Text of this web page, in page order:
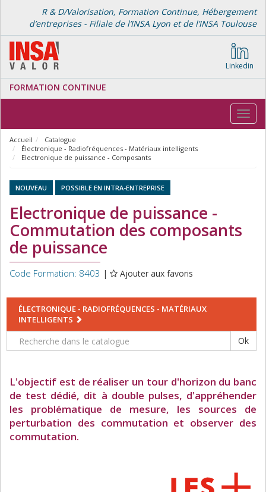
R & D/Valorisation, Formation Continue, Hébergement
d’entreprises - Filiale de l’INSA Lyon et de l’INSA Toulouse
Linkedin
FORMATION CONTINUE
Accueil
Catalogue
Électronique - Radiofréquences - Matériaux intelligents
Electronique de puissance - Composants
NOUVEAU POSSIBLE EN INTRA-ENTREPRISE
Electronique de puissance -
Commutation des composants
de puissance
Code Formation: 8403 | Ajouter aux favoris
ÉLECTRONIQUE - RADIOFRÉQUENCES - MATÉRIAUX
INTELLIGENTS
Ok
L'objectif est de réaliser un tour d'horizon du banc
de test dédié, dit à double pulses, d'appréhender
les problématique de mesure, les sources de
perturbation des commutation et observer des
commutation.